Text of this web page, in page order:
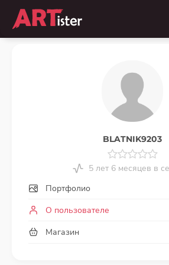
BLATNIK9203
5 лет 6 месяцев в
Портфолио
О пользователе
Магазин